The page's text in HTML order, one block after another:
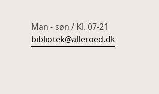
Man - søn / Kl. 07-21
bibliotek@alleroed.dk